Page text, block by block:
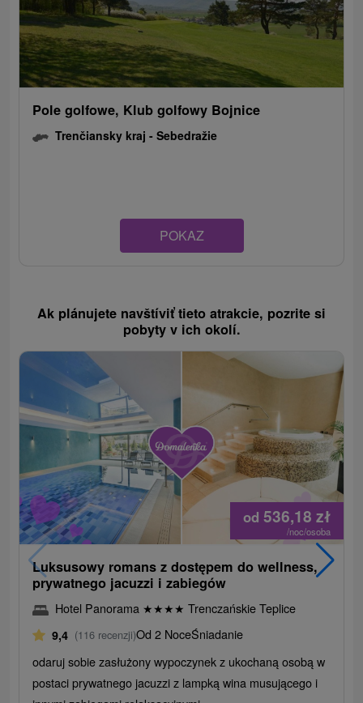
Pole golfowe, Klub golfowy Bojnice
Trenčiansky kraj -Sebedražie
POKAZ
Ak plánujete navštíviť tieto atrakcie, pozrite si
pobyty v ich okolí.
od 536,18zł
/noc/osoba
Luksusowy romans z dostępem do wellness,
prywatnego jacuzzi i zabiegów
Hotel Panorama ★★★★ Trenczańskie Teplice
9,4 (116 recenzji)Od 2 NoceŚniadanie
odaruj sobie zasłużony wypoczynek z ukochaną osobą w
postaci prywatnego jacuzzi z lampką wina musującego i